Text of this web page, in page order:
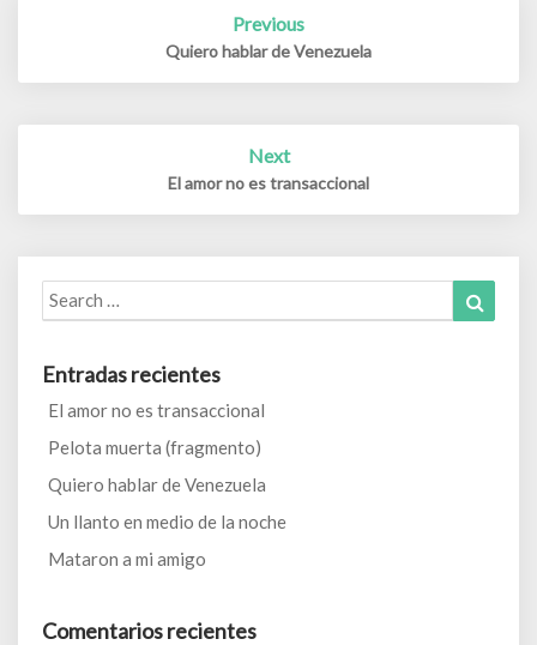
Previous
Quiero hablar de Venezuela
Next
El amor no es transaccional
Search
for:
Entradas recientes
El amor no es transaccional
Pelota muerta (fragmento)
Quiero hablar de Venezuela
Un llanto en medio de la noche
Mataron a mi amigo
Comentarios recientes